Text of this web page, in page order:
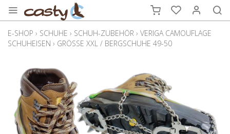
E-SHOP › SCHUHE › SCHUH-ZUBEHÖR › VERIGA CAMOUFLAGE
SCHUHEISEN › GRÖSSE XXL / BERGSCHUHE 49-50